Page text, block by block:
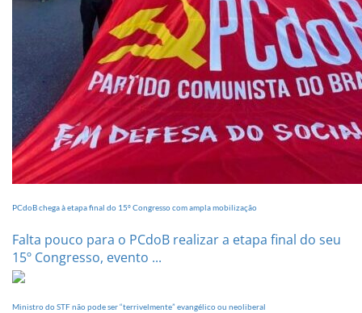
PCdoB chega à etapa final do 15º Congresso com ampla mobilização
Falta pouco para o PCdoB realizar a etapa final do seu
15º Congresso, evento ...
Ministro do STF não pode ser “terrivelmente” evangélico ou neoliberal